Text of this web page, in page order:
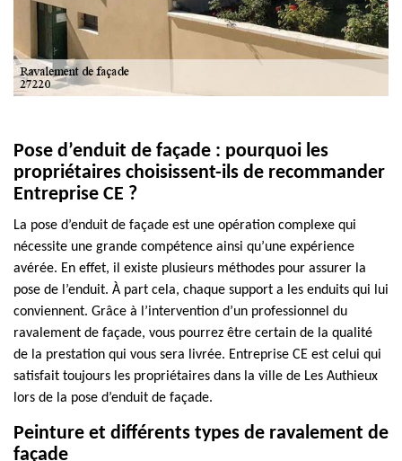
Pose d’enduit de façade : pourquoi les
propriétaires choisissent-ils de recommander
Entreprise CE ?
La pose d’enduit de façade est une opération complexe qui
nécessite une grande compétence ainsi qu’une expérience
avérée. En effet, il existe plusieurs méthodes pour assurer la
pose de l’enduit. À part cela, chaque support a les enduits qui lui
conviennent. Grâce à l’intervention d’un professionnel du
ravalement de façade, vous pourrez être certain de la qualité
de la prestation qui vous sera livrée. Entreprise CE est celui qui
satisfait toujours les propriétaires dans la ville de Les Authieux
lors de la pose d’enduit de façade.
Peinture et différents types de ravalement de
façade